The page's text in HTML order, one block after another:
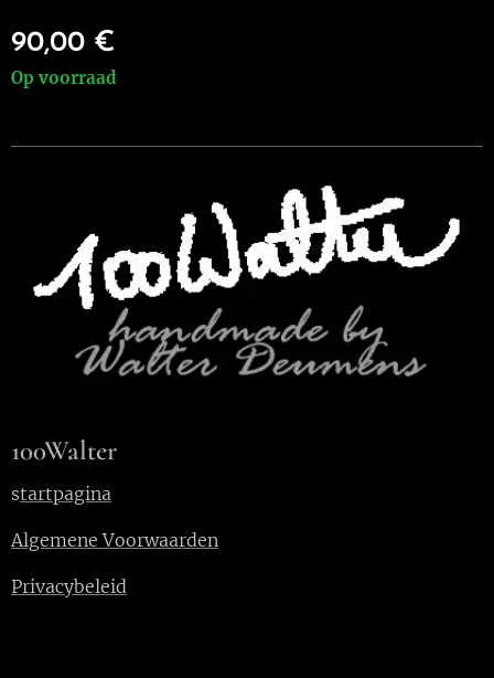
90,00 €
Op voorraad
100Walter
startpagina
Algemene Voorwaarden
Privacybeleid